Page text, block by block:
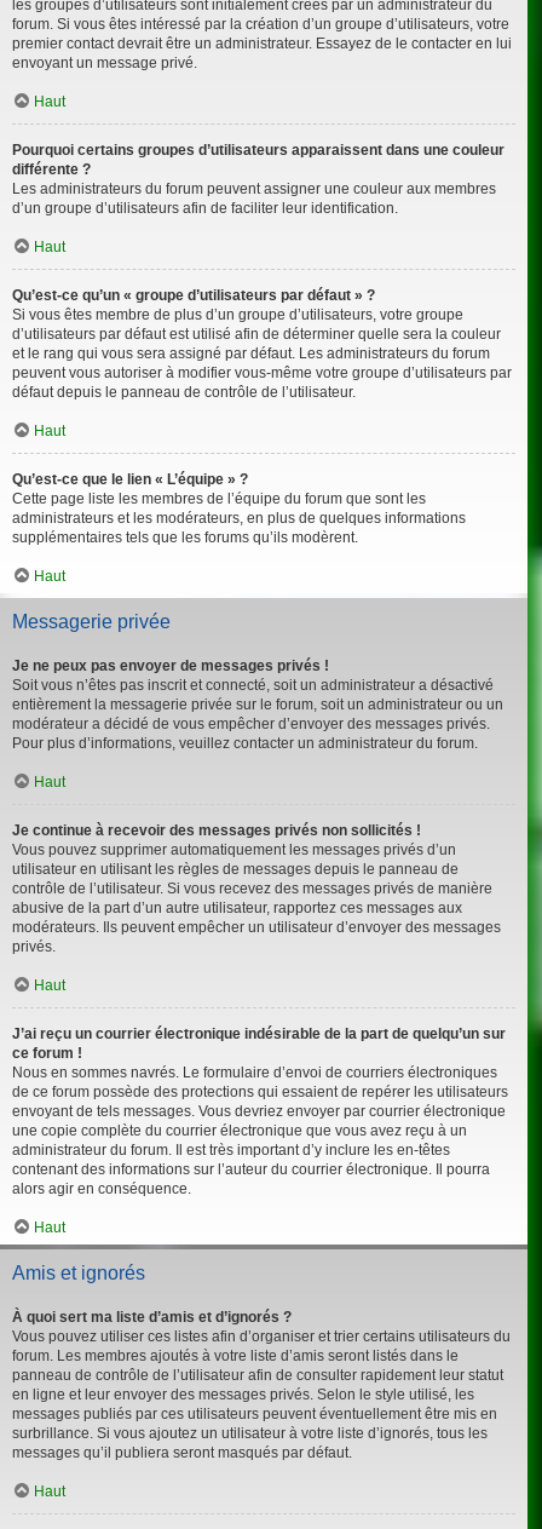
les groupes d’utilisateurs sont initialement créés par un administrateur du
forum. Si vous êtes intéressé par la création d’un groupe d’utilisateurs, votre
premier contact devrait être un administrateur. Essayez de le contacter en lui
envoyant un message privé.
Haut
Pourquoi certains groupes d’utilisateurs apparaissent dans une couleur
différente ?
Les administrateurs du forum peuvent assigner une couleur aux membres
d’un groupe d’utilisateurs afin de faciliter leur identification.
Haut
Qu’est-ce qu’un « groupe d’utilisateurs par défaut » ?
Si vous êtes membre de plus d’un groupe d’utilisateurs, votre groupe
d’utilisateurs par défaut est utilisé afin de déterminer quelle sera la couleur
et le rang qui vous sera assigné par défaut. Les administrateurs du forum
peuvent vous autoriser à modifier vous-même votre groupe d’utilisateurs par
défaut depuis le panneau de contrôle de l’utilisateur.
Haut
Qu’est-ce que le lien « L’équipe » ?
Cette page liste les membres de l’équipe du forum que sont les
administrateurs et les modérateurs, en plus de quelques informations
supplémentaires tels que les forums qu’ils modèrent.
Haut
Messagerie privée
Je ne peux pas envoyer de messages privés !
Soit vous n’êtes pas inscrit et connecté, soit un administrateur a désactivé
entièrement la messagerie privée sur le forum, soit un administrateur ou un
modérateur a décidé de vous empêcher d’envoyer des messages privés.
Pour plus d’informations, veuillez contacter un administrateur du forum.
Haut
Je continue à recevoir des messages privés non sollicités !
Vous pouvez supprimer automatiquement les messages privés d’un
utilisateur en utilisant les règles de messages depuis le panneau de
contrôle de l’utilisateur. Si vous recevez des messages privés de manière
abusive de la part d’un autre utilisateur, rapportez ces messages aux
modérateurs. Ils peuvent empêcher un utilisateur d’envoyer des messages
privés.
Haut
J’ai reçu un courrier électronique indésirable de la part de quelqu’un sur
ce forum !
Nous en sommes navrés. Le formulaire d’envoi de courriers électroniques
de ce forum possède des protections qui essaient de repérer les utilisateurs
envoyant de tels messages. Vous devriez envoyer par courrier électronique
une copie complète du courrier électronique que vous avez reçu à un
administrateur du forum. Il est très important d’y inclure les en-têtes
contenant des informations sur l’auteur du courrier électronique. Il pourra
alors agir en conséquence.
Haut
Amis et ignorés
À quoi sert ma liste d’amis et d’ignorés ?
Vous pouvez utiliser ces listes afin d’organiser et trier certains utilisateurs du
forum. Les membres ajoutés à votre liste d’amis seront listés dans le
panneau de contrôle de l’utilisateur afin de consulter rapidement leur statut
en ligne et leur envoyer des messages privés. Selon le style utilisé, les
messages publiés par ces utilisateurs peuvent éventuellement être mis en
surbrillance. Si vous ajoutez un utilisateur à votre liste d’ignorés, tous les
messages qu’il publiera seront masqués par défaut.
Haut